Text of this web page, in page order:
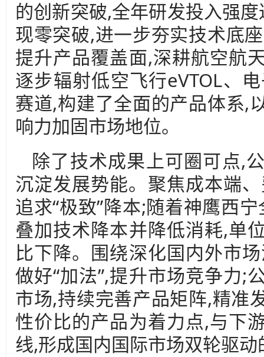
的创新突破,全年研发投入强
现零突破,进一步夯实技术底
提升产品覆盖面,深耕航空航
逐步辐射低空飞行eVTOL、
赛道,构建了全面的产品体系,
响力加固市场地位。
除了技术成果上可圈可点,
沉淀发展势能。聚焦成本端
追求“极致”降本;随着神鹰西
叠加技术降本并降低消耗,单
比下降。围绕深化国内外市
做好“加法”,提升市场竞争力;
市场,持续完善产品矩阵,精准
性价比的产品为着力点,与下
线,形成国内国际市场双轮驱